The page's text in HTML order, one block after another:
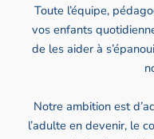
Toute l’équipe,
vos enfants
de les aider à
Notre ambition est
l’adulte en devenir, le